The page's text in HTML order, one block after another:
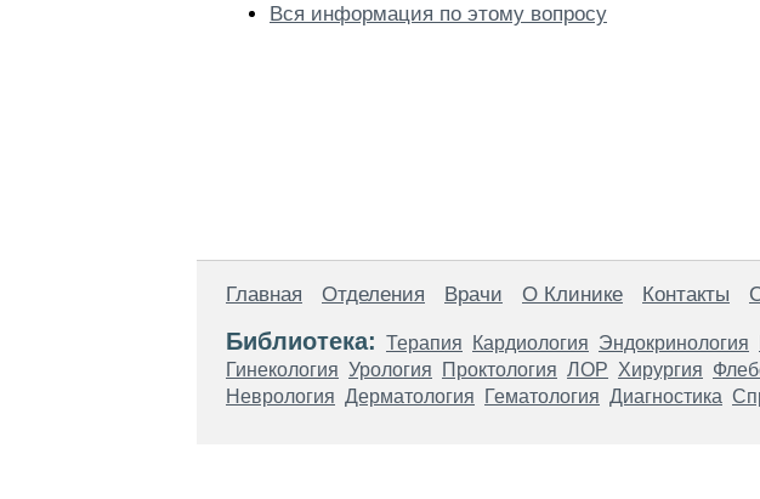
Вся информация по этому вопросу
Главная Отделения Врачи О Клинике Контакты
Библиотека: Терапия Кардиология Эндокринология
Гинекология Урология Проктология ЛОР Хирургия
Неврология Дерматология Гематология Диагностика